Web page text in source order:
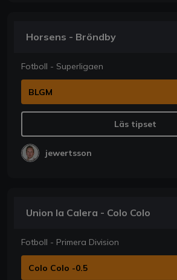
Horsens - Bröndby
Fotboll - Superligaen
BLGM
Läs tipset
jewertsson
Union la Calera - Colo Colo
Fotboll - Primera Division
Colo Colo -0.5